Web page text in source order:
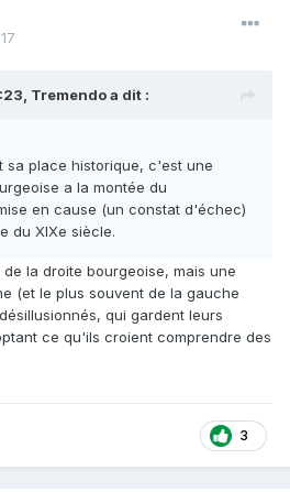
Tremendoa dit :
sa place historique, c'est une
a la montée du
en cause (un constat d'échec)
du XIXe siècle.
la droite bourgeoise, mais une
(et le plus souvent de la gauche
qui gardent leurs
ce qu'ils croient comprendre des
3